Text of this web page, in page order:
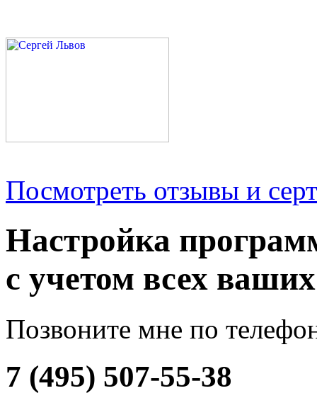
Посмотреть отзывы и
Настройка
с учетом всех
Позвоните мне по
7 (495) 507-55-38